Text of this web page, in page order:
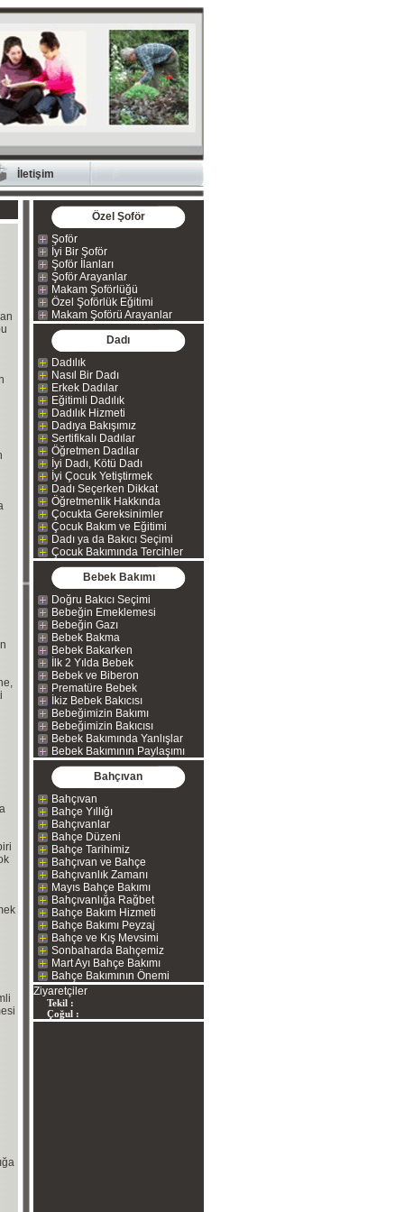
İletişim
Özel Şoför
Şoför
İyi Bir Şoför
Şoför İlanları
Şoför Arayanlar
Makam Şoförlüğü
Özel Şoförlük Eğitimi
Makam Şoförü Arayanlar
Dadı
Dadılık
Nasıl Bir Dadı
Erkek Dadılar
Eğitimli Dadılık
Dadılık Hizmeti
Dadıya Bakışımız
Sertifikalı Dadılar
Öğretmen Dadılar
İyi Dadı, Kötü Dadı
İyi Çocuk Yetiştirmek
Dadı Seçerken Dikkat
Öğretmenlik Hakkında
Çocukta Gereksinimler
Çocuk Bakım ve Eğitimi
Dadı ya da Bakıcı Seçimi
Çocuk Bakımında Tercihler
Bebek Bakımı
Doğru Bakıcı Seçimi
Bebeğin Emeklemesi
Bebeğin Gazı
Bebek Bakma
Bebek Bakarken
İlk 2 Yılda Bebek
Bebek ve Biberon
Prematüre Bebek
İkiz Bebek Bakıcısı
Bebeğimizin Bakımı
Bebeğimizin Bakıcısı
Bebek Bakımında Yanlışlar
Bebek Bakımının Paylaşımı
Bahçıvan
Bahçıvan
Bahçe Yıllığı
Bahçıvanlar
Bahçe Düzeni
Bahçe Tarihimiz
Bahçıvan ve Bahçe
Bahçıvanlık Zamanı
Mayıs Bahçe Bakımı
Bahçıvanlığa Rağbet
Bahçe Bakım Hizmeti
Bahçe Bakımı Peyzaj
Bahçe ve Kış Mevsimi
Sonbaharda Bahçemiz
Mart Ayı Bahçe Bakımı
Bahçe Bakımının Önemi
Ziyaretçiler
Tekil :
Çoğul :